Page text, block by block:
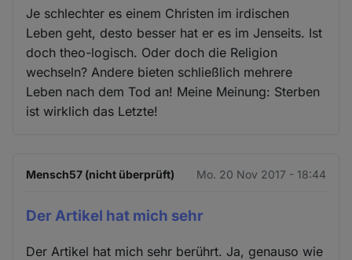
Je schlechter es einem Christen im irdischen
Leben geht, desto besser hat er es im Jenseits. Ist
doch theo-logisch. Oder doch die Religion
wechseln? Andere bieten schließlich mehrere
Leben nach dem Tod an! Meine Meinung: Sterben
ist wirklich das Letzte!
Mensch57 (nicht überprüft) Mo. 20 Nov 2017 - 18:44
Der Artikel hat mich sehr
Der Artikel hat mich sehr berührt. Ja, genauso wie